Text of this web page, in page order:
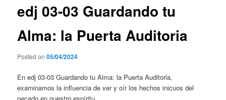
edj 03-03 Guardando tu
Alma: la Puerta Auditoria
Posted on05/04/2024
En edj 03-03 Guardando tu Alma: la Puerta Auditoria,
examinamos la influencia de ver y oír los hechos inicuos del